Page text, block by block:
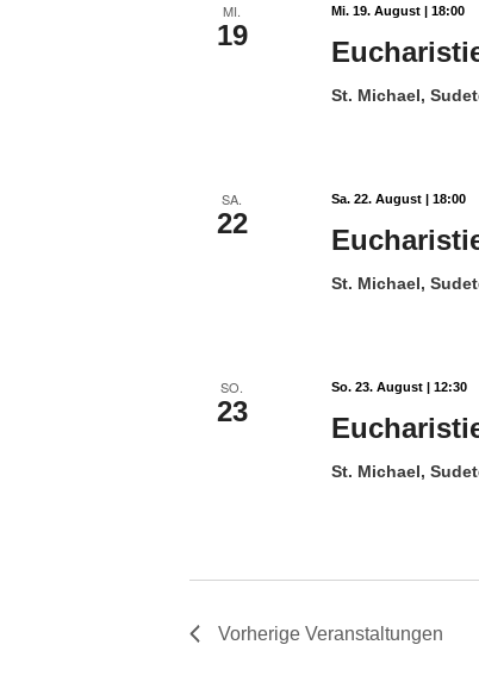
MI.
19
Mi. 19. August | 18:00
St. Michael,
SA.
22
Sa. 22. August | 18:00
St. Michael,
SO.
23
So. 23. August | 12:30
St. Michael,
VorherigeVeranstaltungen